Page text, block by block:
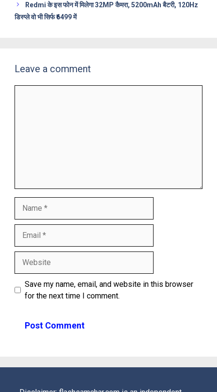
Redmi के इस फोन में मिलेगा 32MP कैमरा, 5200mAh बैटरी, 120Hz
डिस्प्ले वो भी सिर्फ ₹6499 में
Leave a comment
Save my name, email, and website in this browser
for the next time I comment.